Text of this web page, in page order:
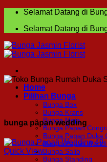
Skip
content
Selamat Datang di
Selamat Datang di
Home
Pilihan Bunga
Bunga Box
Bunga Krans
Bunga Meja
Bunga Papan
Bunga Papan Duka
Bunga Papan
Bunga Salib
Bunga Standing
bunga papan wedding
Quick View